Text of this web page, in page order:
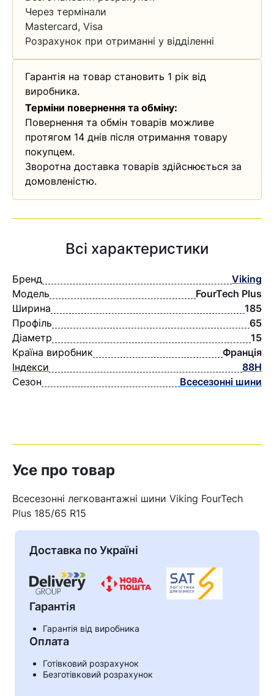
Кошик
У кошику немає товарів.
Через термінали
Mastercard, Visa
Розрахунок при отриманні у відділенні
Гарантія на товар становить 1 рік від
виробника.
Терміни повернення та обміну:
Повернення та обмін товарів можливе
протягом 14 днів після отримання товару
покупцем.
Зворотна доставка товарів здійснюється за
домовленістю.
Всі характеристики
Бренд
Viking
Модель
FourTech Plus
Ширина
185
Профіль
65
Діаметр
15
Країна виробник
Францiя
Індекси
88H
Сезон
Всесезонні шини
Усе про товар
Всесезонні легковантажні шини Viking FourTech
Plus 185/65 R15
Доставка по Україні
Гарантія
Гарантія від виробника
Оплата
Готівковий розрахунок
Безготівковий розрахунок